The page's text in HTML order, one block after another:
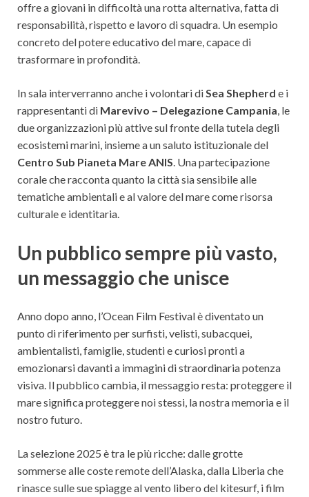
offre a giovani in difficoltà una rotta alternativa, fatta di
responsabilità, rispetto e lavoro di squadra. Un esempio
concreto del potere educativo del mare, capace di
trasformare in profondità.
In sala interverranno anche i volontari diSea Shepherd e i
rappresentanti di Marevivo – Delegazione Campania, le
due organizzazioni più attive sul fronte della tutela degli
ecosistemi marini, insieme a un saluto istituzionale del
Centro Sub Pianeta Mare ANIS. Una partecipazione
corale che racconta quanto la città sia sensibile alle
tematiche ambientali e al valore del mare come risorsa
culturale e identitaria.
Un pubblico sempre più vasto,
un messaggio che unisce
Anno dopo anno, l’Ocean Film Festival è diventato un
punto di riferimento per surfisti, velisti, subacquei,
ambientalisti, famiglie, studenti e curiosi pronti a
emozionarsi davanti a immagini di straordinaria potenza
visiva. Il pubblico cambia, il messaggio resta: proteggere il
mare significa proteggere noi stessi, la nostra memoria e il
nostro futuro.
La selezione 2025 è tra le più ricche: dalle grotte
sommerse alle coste remote dell’Alaska, dalla Liberia che
rinasce sulle sue spiagge al vento libero del kitesurf, i film